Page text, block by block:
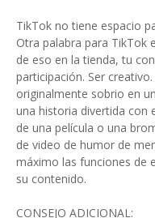
TikTok no tiene espacio
Otra palabra para TikTok
de eso en la tienda, tu
participación. Ser
originalmente sobrio en
una historia divertida con
de una película o una
de video de humor de
máximo las funciones de
su contenido.
CONSEJO ADICIONAL: